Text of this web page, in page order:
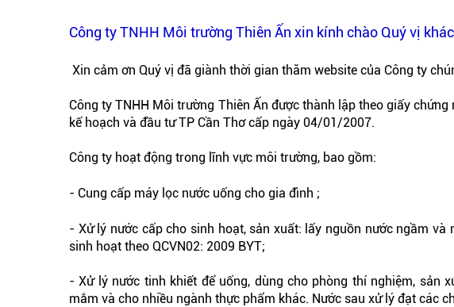
Công ty TNHH Môi trường Thiên Ấn xin kính chào Quý vị
Xin cảm ơn Quý vị đã giành thời gian thăm website của Công ty
Công ty TNHH Môi trường Thiên Ấn được thành lập theo giấy
kế hoạch và đầu tư TP Cần Thơ cấp ngày 04/01/2007.
Công ty hoạt động trong lĩnh vực môi trường, bao gồm:
- Cung cấp máy lọc nước uống cho gia đình ;
- Xử lý nước cấp cho sinh hoạt, sản xuất: lấy nguồn nước ngầm
sinh hoạt theo QCVN02: 2009 BYT;
- Xử lý nước tinh khiết để uống, dùng cho phòng thí nghiệm, sản
mắm và cho nhiều ngành thực phẩm khác. Nước sau xử lý đạt các